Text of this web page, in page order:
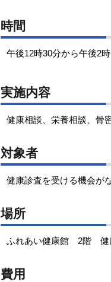
時間
午後12時30分から午後2
実施内容
健康相談、栄養相談、骨
対象者
健康診査を受ける機会が
場所
ふれあい健康館 2階 健
費用